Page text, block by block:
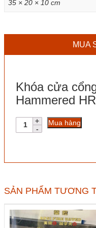
35 × 20 × 10 cm
MUA
Khóa cửa
Hammered
Khóa
Hammered
HR699
đầu
số
Mua hàng
SẢN PHẨM TƯƠNG